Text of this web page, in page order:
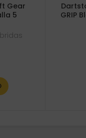
Gear
5
GRIP